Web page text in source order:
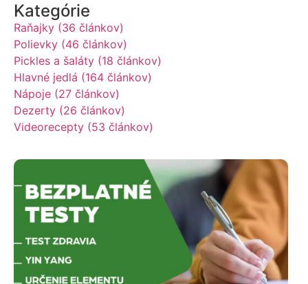
Kategórie
Raňajky (36 článkov)
Polievky (46 článkov)
Pickles a šaláty (18 článkov)
Hlavné jedlá (164 článkov)
Nápoje (27 článkov)
Dezerty (26 článkov)
Videorecepty (53 článkov)